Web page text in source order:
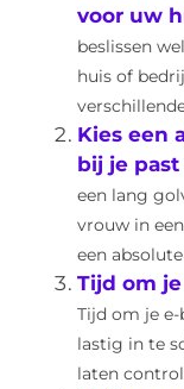
voor uw
beslissen
huis of
Kies een
bij je past
een lang
vrouw in
een absolute
Tijd om
Tijd om je
lastig in te
laten